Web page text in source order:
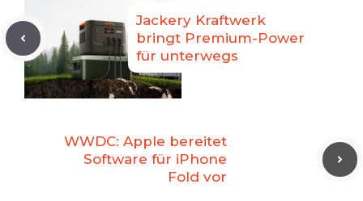
Jackery Kraftwerk
bringt Premium-Power
für unterwegs
WWDC: Apple bereitet
Software für iPhone
Fold vor